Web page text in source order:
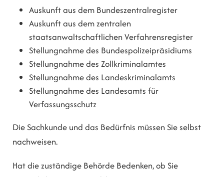
Auskunft aus dem Bundeszentralregister
Auskunft aus dem zentralen
staatsanwaltschaftlichen Verfahrensregister
Stellungnahme des Bundespolizeipräsidiums
Stellungnahme des Zollkriminalamtes
Stellungnahme des Landeskriminalamts
Stellungnahme des Landesamts für
Verfassungsschutz
Die Sachkunde und das Bedürfnis müssen Sie selbst
nachweisen.
Hat die zuständige Behörde Bedenken, ob Sie